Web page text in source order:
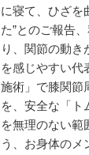
に寝て、ひざを
た”とのご報告
り、関節の動
を感じやすい代
施術」で膝関節
を、安全な「ト
を無理のない範
う、お身体のメ